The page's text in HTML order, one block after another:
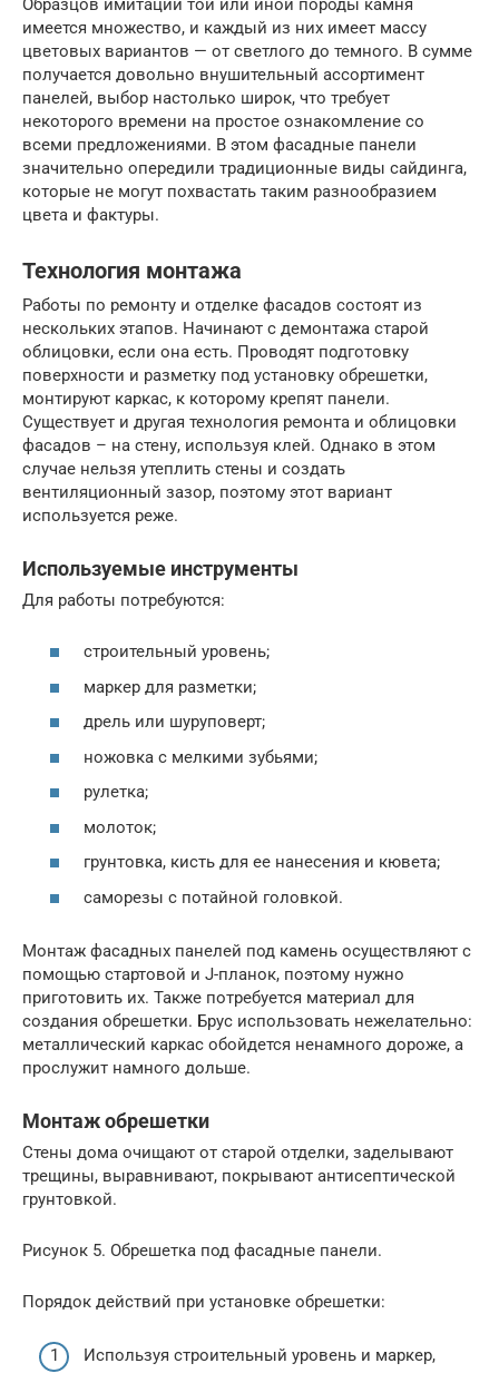
Образцов имитации той или иной породы камня
имеется множество, и каждый из них имеет массу
цветовых вариантов — от светлого до темного. В сумме
получается довольно внушительный ассортимент
панелей, выбор настолько широк, что требует
некоторого времени на простое ознакомление со
всеми предложениями. В этом фасадные панели
значительно опередили традиционные виды сайдинга,
которые не могут похвастать таким разнообразием
цвета и фактуры.
Технология монтажа
Работы по ремонту и отделке фасадов состоят из
нескольких этапов. Начинают с демонтажа старой
облицовки, если она есть. Проводят подготовку
поверхности и разметку под установку обрешетки,
монтируют каркас, к которому крепят панели.
Существует и другая технология ремонта и облицовки
фасадов – на стену, используя клей. Однако в этом
случае нельзя утеплить стены и создать
вентиляционный зазор, поэтому этот вариант
используется реже.
Используемые инструменты
Для работы потребуются:
строительный уровень;
маркер для разметки;
дрель или шуруповерт;
ножовка с мелкими зубьями;
рулетка;
молоток;
грунтовка, кисть для ее нанесения и кювета;
саморезы с потайной головкой.
Монтаж фасадных панелей под камень осуществляют с
помощью стартовой и J-планок, поэтому нужно
приготовить их. Также потребуется материал для
создания обрешетки. Брус использовать нежелательно:
металлический каркас обойдется ненамного дороже, а
прослужит намного дольше.
Монтаж обрешетки
Стены дома очищают от старой отделки, заделывают
трещины, выравнивают, покрывают антисептической
грунтовкой.
Рисунок 5. Обрешетка под фасадные панели.
Порядок действий при установке обрешетки:
Используя строительный уровень и маркер,